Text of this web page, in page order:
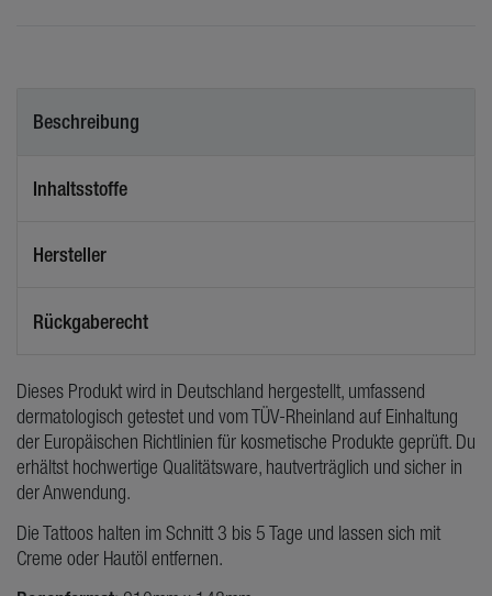
Beschreibung
Inhaltsstoffe
Hersteller
Rückgaberecht
Dieses Produkt wird in Deutschland hergestellt, umfassend
dermatologisch getestet und vom TÜV-Rheinland auf Einhaltung
der Europäischen Richtlinien für kosmetische Produkte geprüft. Du
erhältst hochwertige Qualitätsware, hautverträglich und sicher in
der Anwendung.
Die Tattoos halten im Schnitt 3 bis 5 Tage und lassen sich mit
Creme oder Hautöl entfernen.